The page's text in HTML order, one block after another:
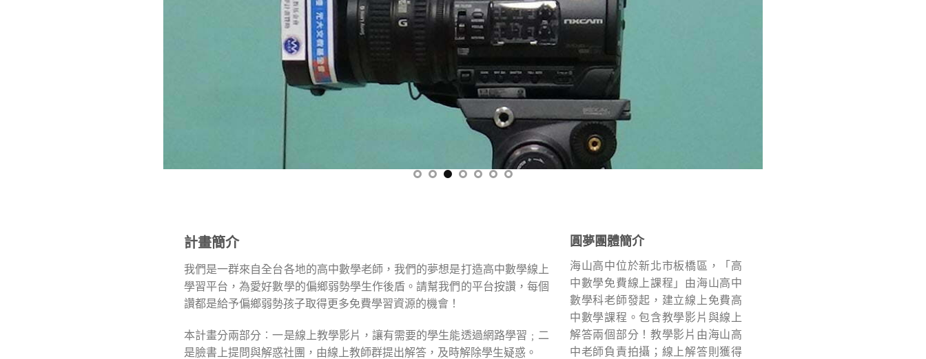
計畫簡介
我們是一群來自全台各地的高中數學老師，我們的夢想是打造高中數學線上
學習平台，為愛好數學的偏鄉弱勢學生作後盾。請幫我們的平台按讚，每個
讚都是給予偏鄉弱勢孩子取得更多免費學習資源的機會！
本計畫分兩部分︰一是線上教學影片，讓有需要的學生能透過網路學習﹔二
是臉書上提問與解惑社團，由線上教師群提出解答，及時解除學生疑惑。
圓夢團體簡介
海山高中位於新北市板橋區，「高
中數學免費線上課程」由海山高中
數學科老師發起，建立線上免費高
中數學課程。包含教學影片與線上
解答兩個部分！教學影片由海山高
中老師負責拍攝；線上解答則獲得